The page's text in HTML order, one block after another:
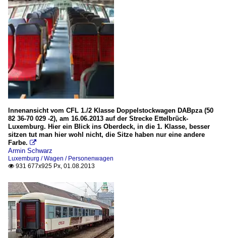
Innenansicht vom CFL 1./2 Klasse Doppelstockwagen DABpza (50
82 36-70 029 -2), am 16.06.2013 auf der Strecke Ettelbrück-
Luxemburg. Hier ein Blick ins Oberdeck, in die 1. Klasse, besser
sitzen tut man hier wohl nicht, die Sitze haben nur eine andere
Farbe. 
Armin Schwarz
Luxemburg / Wagen / Personenwagen
 931 677x925 Px, 01.08.2013